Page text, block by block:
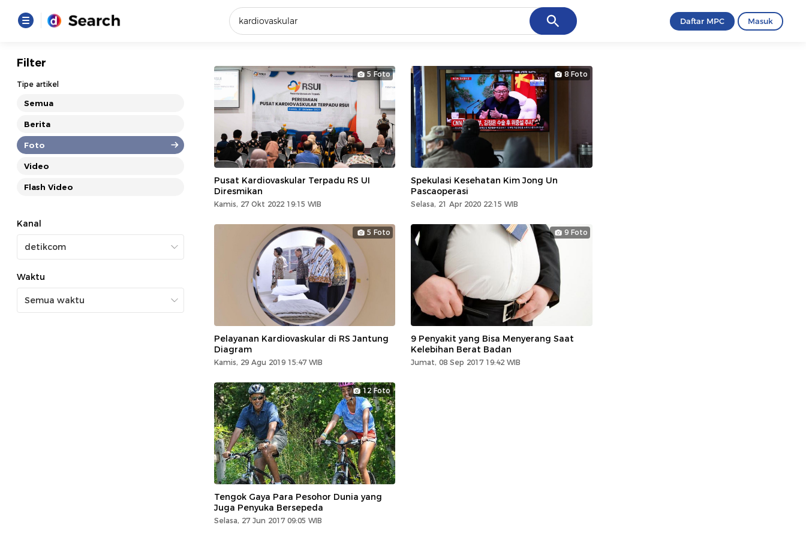
Cancel
Loading...
Promoted
Terakhir yang dicari
Loading...
Daftar MPC Masuk
Filter
Tipe artikel
Semua
Berita
Foto
Video
Flash Video
Kanal
Waktu
5 Foto
Pusat Kardiovaskular Terpadu RS UI
Diresmikan
Kamis, 27 Okt 2022 19:15 WIB
8 Foto
Spekulasi Kesehatan Kim Jong Un
Pascaoperasi
Selasa, 21 Apr 2020 22:15 WIB
5 Foto
Pelayanan Kardiovaskular di RS Jantung
Diagram
Kamis, 29 Agu 2019 15:47 WIB
9 Foto
9 Penyakit yang Bisa Menyerang Saat
Kelebihan Berat Badan
Jumat, 08 Sep 2017 19:42 WIB
12 Foto
Tengok Gaya Para Pesohor Dunia yang
Juga Penyuka Bersepeda
Selasa, 27 Jun 2017 09:05 WIB